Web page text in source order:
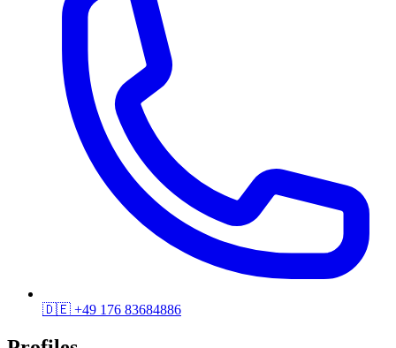
🇩🇪 +49 176 83684886